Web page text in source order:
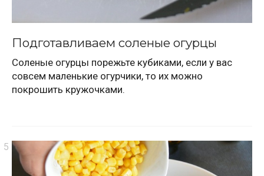
Подготавливаем соленые огурцы
Соленые огурцы порежьте кубиками, если у вас
совсем маленькие огурчики, то их можно
покрошить кружочками.